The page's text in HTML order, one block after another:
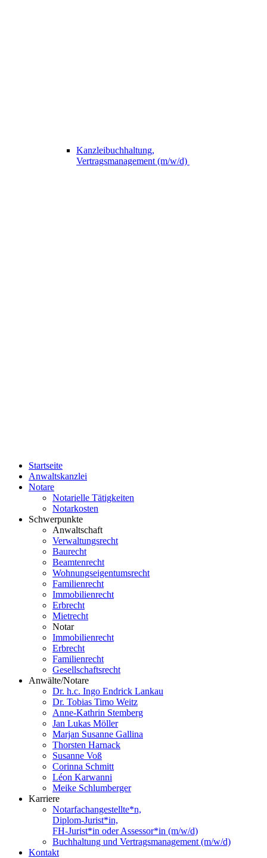
Kanzleibuchhaltung,
Vertragsmanagement (m/w/d)
Startseite
Anwaltskanzlei
Notare
Notarielle Tätigkeiten
Notarkosten
Schwerpunkte
Anwaltschaft
Verwaltungsrecht
Baurecht
Beamtenrecht
Wohnungseigentumsrecht
Familienrecht
Immobilienrecht
Erbrecht
Mietrecht
Notar
Immobilienrecht
Erbrecht
Familienrecht
Gesellschaftsrecht
Anwälte/Notare
Dr. h.c. Ingo Endrick Lankau
Dr. Tobias Timo Weitz
Anne-Kathrin Stemberg
Jan Lukas Möller
Marjan Susanne Gallina
Thorsten Harnack
Susanne Voß
Corinna Schmitt
Léon Karwanni
Meike Schlumberger
Karriere
Notarfachangestellte*n,
Diplom-Jurist*in,
FH-Jurist*in oder Assessor*in (m/w/d)
Buchhaltung und Vertragsmanagement (m/w/d)
Kontakt